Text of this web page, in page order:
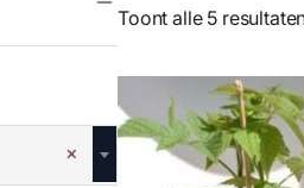
×
Toont alle 5